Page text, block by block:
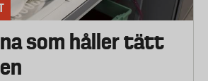
som håller tätt